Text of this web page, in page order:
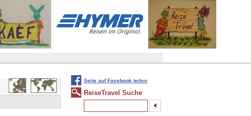
Seite auf Facebook teilen
ReiseTravel Suche